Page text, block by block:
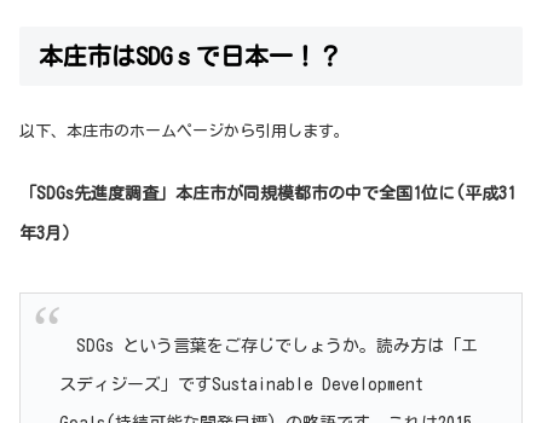
本庄市はSDGｓで日本一！？
以下、本庄市のホームページから引用します。
「SDGs先進度調査」本庄市が同規模都市の中で全国1位に(平成31
年3月）
SDGs という言葉をご存じでしょうか。読み方は「エ
スディジーズ」ですSustainable Development